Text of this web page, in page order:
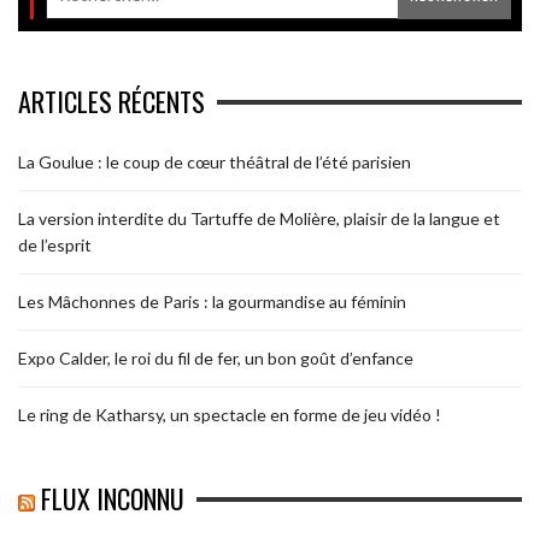
ARTICLES RÉCENTS
La Goulue : le coup de cœur théâtral de l’été parisien
La version interdite du Tartuffe de Molière, plaisir de la langue et
de l’esprit
Les Mâchonnes de Paris : la gourmandise au féminin
Expo Calder, le roi du fil de fer, un bon goût d’enfance
Le ring de Katharsy, un spectacle en forme de jeu vidéo !
FLUX INCONNU